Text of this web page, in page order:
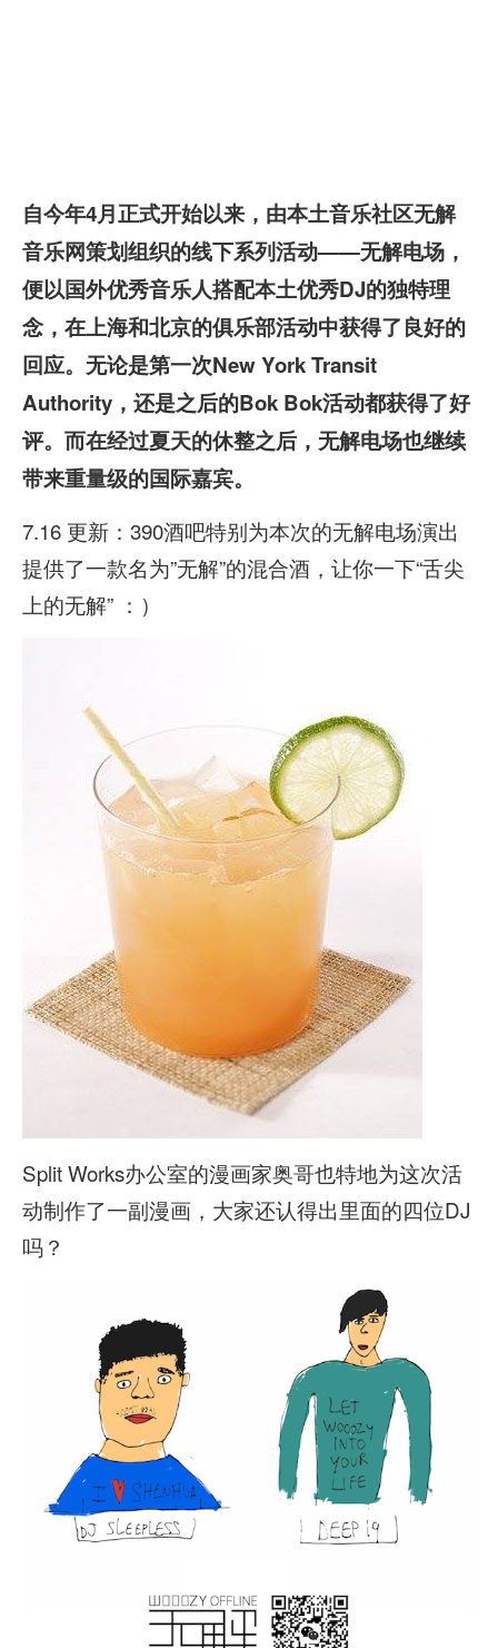
自今年4月正式开始以来，由本土音乐社区无解
音乐网策划组织的线下系列活动——无解电场，
便以国外优秀音乐人搭配本土优秀DJ的独特理
念，在上海和北京的俱乐部活动中获得了良好的
回应。无论是第一次New York Transit
Authority ，还是之后的Bok Bok活动都获得了好
评。而在经过夏天的休整之后，无解电场也继续
带来重量级的国际嘉宾。
7.16 更新：390酒吧特别为本次的无解电场演出
提供了一款名为”无解”的混合酒，让你一下“舌尖
上的无解” ：）
Split Works办公室的漫画家奥哥也特地为这次活
动制作了一副漫画，大家还认得出里面的四位DJ
吗？